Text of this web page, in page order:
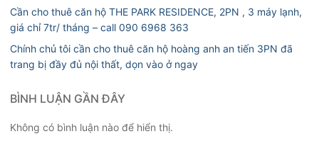
Cần cho thuê căn hộ THE PARK RESIDENCE, 2PN , 3 máy lạnh,
giá chỉ 7tr/ tháng – call 090 6968 363
Chính chủ tôi cần cho thuê căn hộ hoàng anh an tiến 3PN đã
trang bị đầy đủ nội thất, dọn vào ở ngay
BÌNH LUẬN GẦN ĐÂY
Không có bình luận nào để hiển thị.